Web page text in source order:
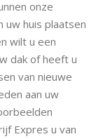
onze
uw huis plaatsen
wilt u een
dak of heeft u
van nieuwe
aan uw
Expres u van